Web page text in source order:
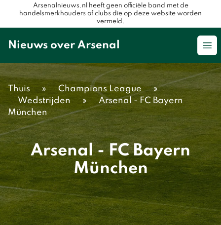
Arsenalnieuws.nl heeft geen officiële band met de
handelsmerkhouders of clubs die op deze website worden
vermeld.
Nieuws over Arsenal
Thuis » Champions League
»
Wedstrijden
»
Arsenal - FC Bayern
München
Arsenal - FC Bayern
München